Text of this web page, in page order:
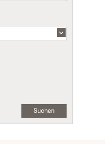
Suchen